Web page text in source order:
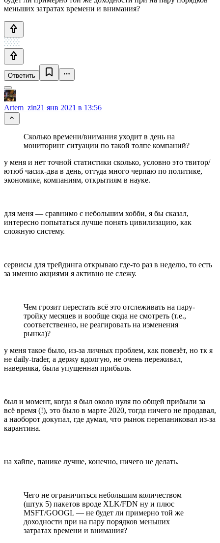
меньших затратах времени и внимания?
Ответить
Artem_zin21 янв 2021 в 13:56
Сколько времени/внимания уходит в день на
мониторинг ситуации по такой толпе компаний?
у меня и нет точной статистики сколько, условно это твитор/
ютюб часик-два в день, оттуда много черпаю по политике,
экономике, компаниям, открытиям в науке.
для меня — сравнимо с небольшим хобби, я бы сказал,
интересно попытаться лучше понять цивилизацию, как
сложную систему.
сервисы для трейдинга открываю где-то раз в неделю, то есть
за именно акциями я активно не слежу.
Чем грозит перестать всё это отслеживать на пару-
тройку месяцев и вообще сюда не смотреть (т.е.,
соответственно, не реагировать на изменения
рынка)?
у меня такое было, из-за личных проблем, как повезёт, но тк я
не daily-trader, а держу вдолгую, не очень переживал,
наверняка, была упущенная прибыль.
был и момент, когда я был около нуля по общей прибыли за
всё время (!), это было в марте 2020, тогда ничего не продавал,
а наоборот докупал, где думал, что рынок перепаниковал из-за
карантина.
на хайпе, панике лучше, конечно, ничего не делать.
Чего не ограничиться небольшим количеством
(штук 5) пакетов вроде XLK/FDN ну и плюс
MSFT/GOOGL — не будет ли примерно той же
доходности при на пару порядков меньших
затратах времени и внимания?